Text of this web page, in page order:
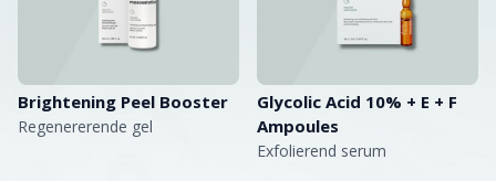
Brightening Peel Booster
Regenererende gel
Glycolic Acid 10% + E + F
Ampoules
Exfolierend serum